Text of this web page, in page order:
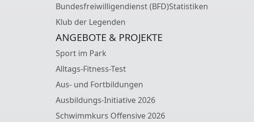
Bundesfreiwilligendienst (BFD)
Klub der Legenden
Statistiken
ANGEBOTE & PROJEKTE
Sport im Park
Alltags-Fitness-Test
Aus- und Fortbildungen
Ausbildungs-Initiative 2026
Schwimmkurs Offensive 2026